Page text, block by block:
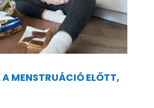
MENSTRUÁCIÓ ELŐTT,